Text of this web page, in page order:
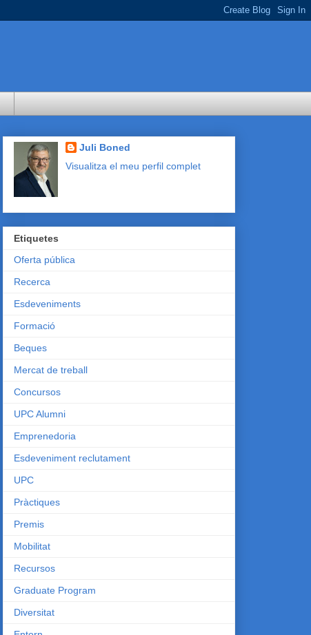
Juli Boned
Visualitza el meu perfil complet
Etiquetes
Oferta pública
Recerca
Esdeveniments
Formació
Beques
Mercat de treball
Concursos
UPC Alumni
Emprenedoria
Esdeveniment reclutament
UPC
Pràctiques
Premis
Mobilitat
Recursos
Graduate Program
Diversitat